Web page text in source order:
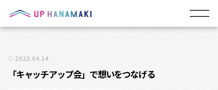
2023.04.14
「キャッチアップ会」で想いをつなげる